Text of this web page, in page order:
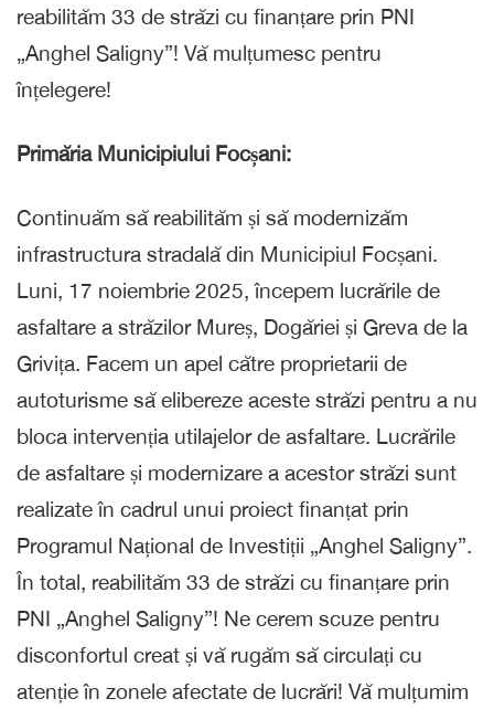
reabilităm 33 de străzi cu finanțare prin PNI
„Anghel Saligny”! Vă mulțumesc pentru
înțelegere!
Primăria Municipiului Focșani:
Continuăm să reabilităm și să modernizăm
infrastructura stradală din Municipiul Focșani.
Luni, 17 noiembrie 2025, începem lucrările de
asfaltare a străzilor Mureș, Dogăriei și Greva de la
Grivița. Facem un apel către proprietarii de
autoturisme să elibereze aceste străzi pentru a nu
bloca intervenția utilajelor de asfaltare. Lucrările
de asfaltare și modernizare a acestor străzi sunt
realizate în cadrul unui proiect finanțat prin
Programul Național de Investiții „Anghel Saligny”.
În total, reabilităm 33 de străzi cu finanțare prin
PNI „Anghel Saligny”! Ne cerem scuze pentru
disconfortul creat și vă rugăm să circulați cu
atenție în zonele afectate de lucrări! Vă mulțumim